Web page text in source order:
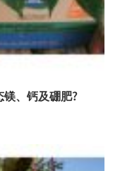
、钙及硼肥?